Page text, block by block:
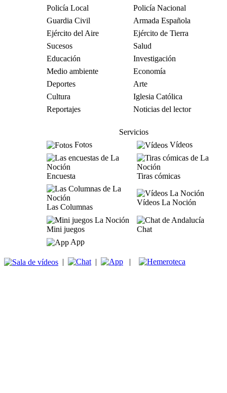
Policía Local
Policía Nacional
Guardia Civil
Armada Española
Ejército del Aire
Ejército de Tierra
Sucesos
Salud
Educación
Investigación
Medio ambiente
Economía
Deportes
Arte
Cultura
Iglesia Católica
Reportajes
Noticias del lector
Servicios
Fotos
Vídeos
Encuesta Tiras cómicas
Las Columnas
Vídeos La Noción
Mini juegos
Chat
App
| | |